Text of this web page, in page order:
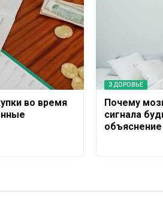
во время
ЗДОРОВЬЕ
Почему
сигнала
объяснение